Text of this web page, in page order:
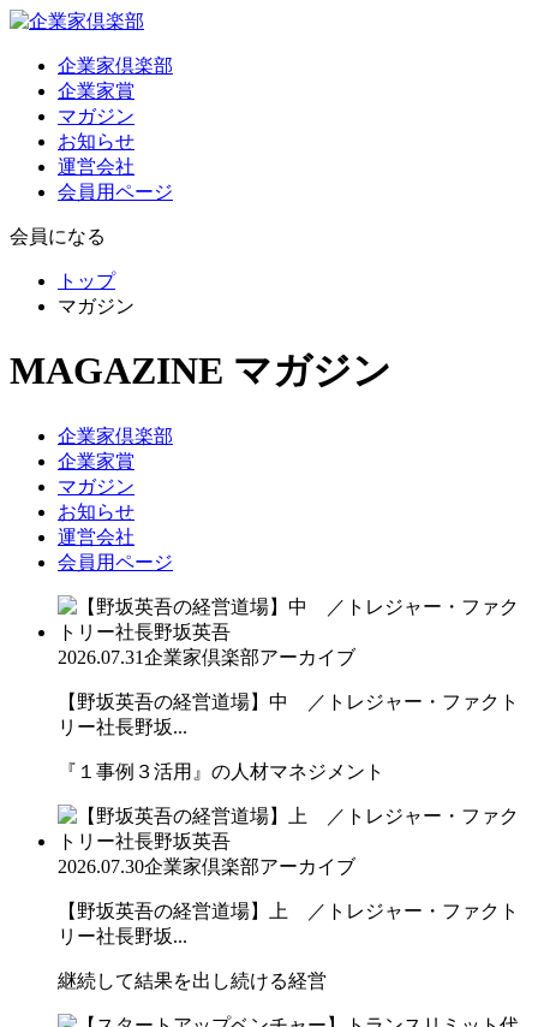
企業家倶楽部
企業家賞
マガジン
お知らせ
運営会社
会員用ページ
会員になる
トップ
マガジン
MAGAZINE マガジン
企業家倶楽部
企業家賞
マガジン
お知らせ
運営会社
会員用ページ
2026.07.31企業家倶楽部アーカイブ
【野坂英吾の経営道場】中 ／トレジャー・ファクト
リー社長野坂...
『１事例３活用』の人材マネジメント
2026.07.30企業家倶楽部アーカイブ
【野坂英吾の経営道場】上 ／トレジャー・ファクト
リー社長野坂...
継続して結果を出し続ける経営